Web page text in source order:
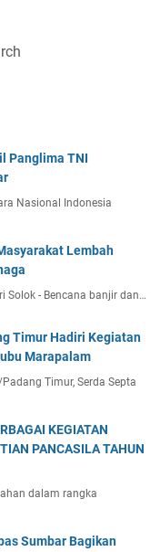
Panglima TNI
Nasional Indonesia
Lembah
Solok - Bencana banjir dan…
Timur Hadiri Kegiatan
Marapalam
Timur, Serda Septa
KEGIATAN
PANCASILA TAHUN
dalam rangka
Sumbar Bagikan